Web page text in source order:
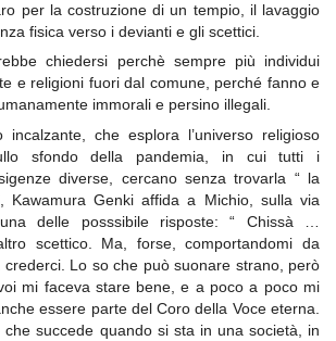
per la costruzione di un tempio, il lavaggio
fisica verso i devianti e gli scettici.
chiedersi perchè sempre più individui
e religioni fuori dal comune, perché fanno e
immorali e persino illegali.
incalzante, che esplora l’universo religioso
sfondo della pandemia, in cui tutti i
diverse, cercano senza trovarla “ la
Kawamura Genki affida a Michio, sulla via
delle posssibile risposte: “ Chissà …
scettico. Ma, forse, comportandomi da
Lo so che può suonare strano, però
mi faceva stare bene, e a poco a poco mi
essere parte del Coro della Voce eterna.
succede quando si sta in una società, in